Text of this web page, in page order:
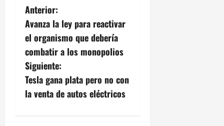
N
a
v
e
g
Anterior:
Avanza la ley para reactivar
el organismo que debería
combatir a los monopolios
Siguiente:
Tesla gana plata pero no con
la venta de autos eléctricos